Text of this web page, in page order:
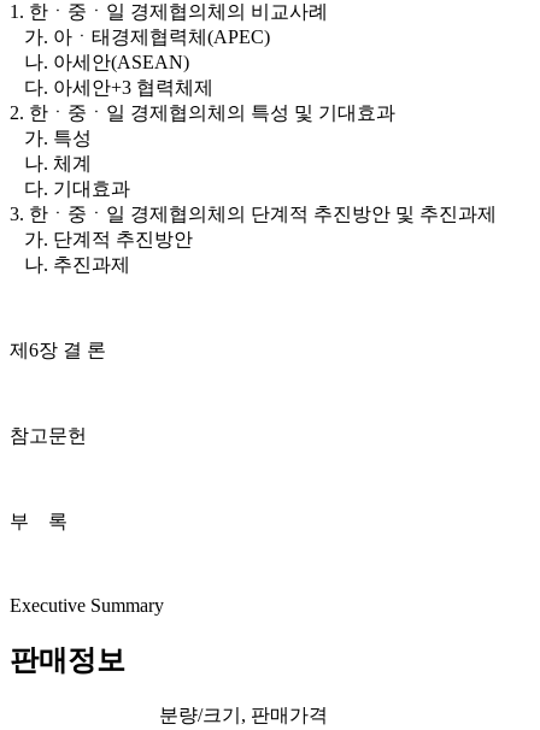
1. 한ㆍ중ㆍ일 경제협의체의 비교사례
가. 아ㆍ태경제협력체(APEC)
나. 아세안(ASEAN)
다. 아세안+3 협력체제
2. 한ㆍ중ㆍ일 경제협의체의 특성 및 기대효과
가. 특성
나. 체계
다. 기대효과
3. 한ㆍ중ㆍ일 경제협의체의 단계적 추진방안 및 추진과제
가. 단계적 추진방안
나. 추진과제
제6장 결 론
참고문헌
부 록
Executive Summary
판매정보
분량/크기, 판매가격